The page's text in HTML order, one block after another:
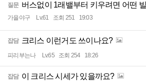
질문 버스없이 1래밸부터 키우려면 어떤
가을야구 Lv.61 조회 251 19:03
잡담 크리스 이런거도 쓰이나요?
피리부는나 Lv.65 조회 254 18:26
잡담 이 크리스 시세가 있을까요?